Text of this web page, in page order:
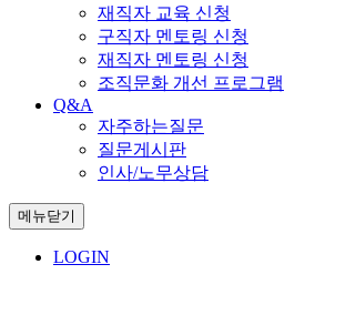
재직자 교육 신청
구직자 멘토링 신청
재직자 멘토링 신청
조직문화 개선 프로그램
Q&A
자주하는질문
질문게시판
인사/노무상담
메뉴닫기
LOGIN